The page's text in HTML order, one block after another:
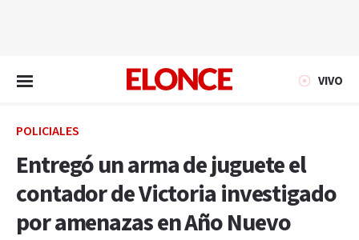
VIVO
POLICIALES
Entregó un arma de juguete el
contador de Victoria investigado
por amenazas en Año Nuevo